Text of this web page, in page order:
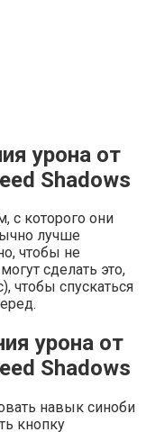
урона от
Shadows
с которого они
лучше
чтобы не
сделать это,
чтобы спускаться
урона от
Shadows
навык синоби
кнопку